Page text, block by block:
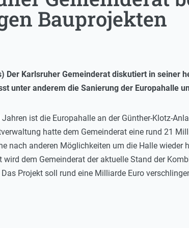
Bauprojekten
Der Karlsruher Gemeinderat diskutiert in seiner
unter anderem die Sanierung der Europahalle
ist die Europahalle an der Günther-Klotz-
hatte dem Gemeinderat eine rund 21
nach anderen Möglichkeiten um die Halle
wird dem Gemeinderat der aktuelle Stand der
Projekt soll rund eine Milliarde Euro